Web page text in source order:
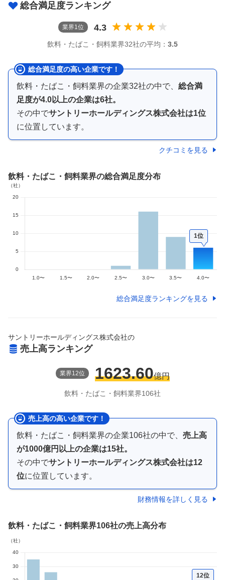
総合満足度ランキング
業界1位 4.3
飲料・たばこ・飼料業界32社の平均： 3.5
総合満足度の高い企業です！
飲料・たばこ・飼料業界の企業32社の中で、 総合満
足度が4.0以上の企業は6社。
その中でサントリーホールディングス株式会社は1位
に位置しています。
クチコミを見る
飲料・たばこ・飼料業界の総合満足度分布
1位
総合満足度ランキングを見る
サントリーホールディングス株式会社の
売上高ランキング
業界12位 1623.60億円
飲料・たばこ・飼料業界106社
売上高の高い企業です！
飲料・たばこ・飼料業界の企業106社の中で、 売上高
が1000億円以上の企業は15社。
その中でサントリーホールディングス株式会社は12
位に位置しています。
財務情報を詳しく見る
飲料・たばこ・飼料業界106社の売上高分布
12位